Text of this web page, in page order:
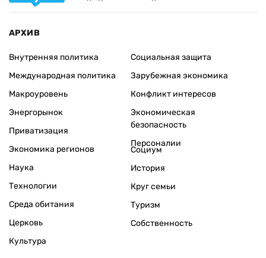
АРХИВ
Внутренняя политика
Международная политика
Макроуровень
Энергорынок
Приватизация
Экономика регионов
Социальная защита
Зарубежная экономика
Конфликт интересов
Экономическая
безопасность
Персоналии
Наука
Технологии
Среда обитания
Церковь
Культура
Социум
История
Круг семьи
Туризм
Собственность